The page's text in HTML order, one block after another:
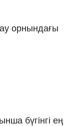
орнындағы
бүгінгі ең